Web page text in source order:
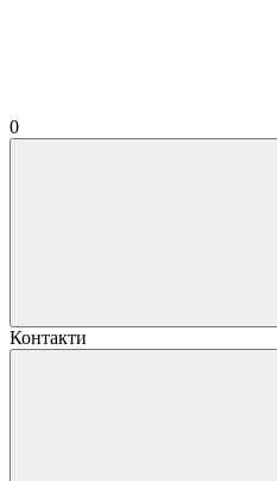
0
Контакти